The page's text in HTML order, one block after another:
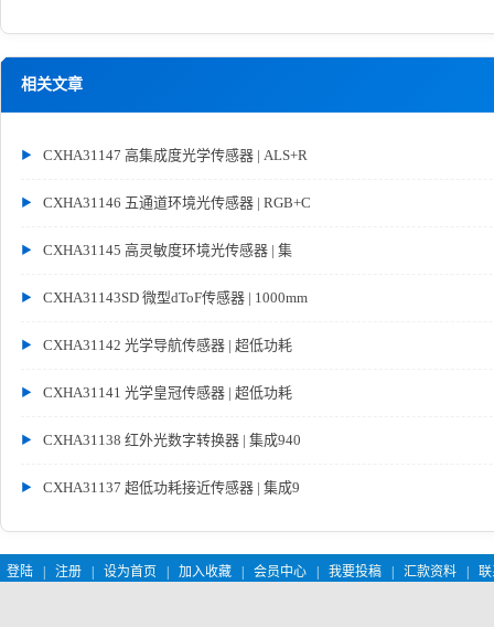
相关文章
CXHA31147 高集成度光学传感器 | ALS+R
CXHA31146 五通道环境光传感器 | RGB+C
CXHA31145 高灵敏度环境光传感器 | 集
CXHA31143SD 微型dToF传感器 | 1000mm
CXHA31142 光学导航传感器 | 超低功耗
CXHA31141 光学皇冠传感器 | 超低功耗
CXHA31138 红外光数字转换器 | 集成940
CXHA31137 超低功耗接近传感器 | 集成9
登陆 | 注册 | 设为首页 | 加入收藏 | 会员中心 | 我要投稿 | 汇款资料 |